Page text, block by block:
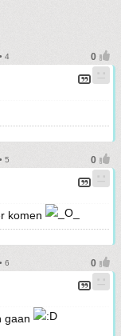
4
5
komen
6
gaan